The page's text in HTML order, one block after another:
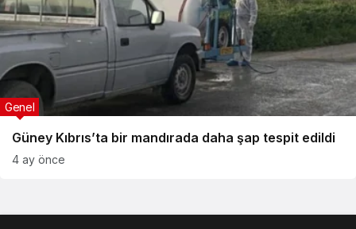
Güney Kıbrıs’ta bir mandırada daha şap tespit edildi
Genel
4 ay önce